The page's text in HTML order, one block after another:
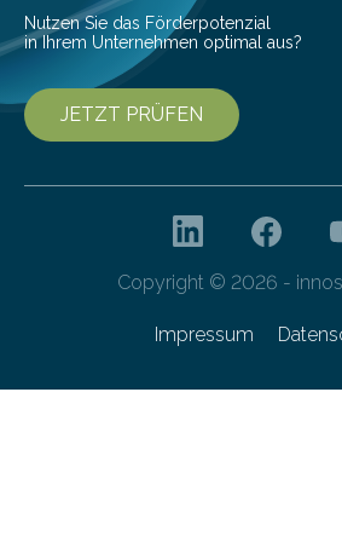
Nutzen Sie das Förderpotenzial
in Ihrem Unternehmen optimal aus?
JETZT PRÜFEN
Copyright © 2026 -
Impressum